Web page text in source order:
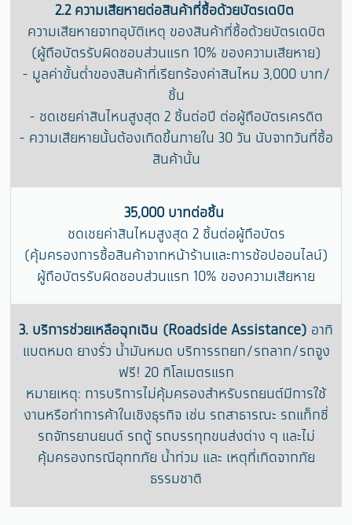
2.2 ความเสียหายต่อสินค้าที่ซื้อด้วยบัตรเดบิต
ความเสียหายจากอุบัติเหตุ ของสินค้าที่ซื้อด้วยบัตรเดบิต
(ผู้ถือบัตรรับผิดชอบส่วนแรก 10% ของความเสียหาย)
- มูลค่าขั้นต่ำของสินค้าที่เรียกร้องค่าสินไหม 3,000 บาท/
ชิ้น
- ชดเชยค่าสินไหนสูงสุด 2 ชิ้นต่อปี ต่อผู้ถือบัตรเครดิต
- ความเสียหายนั้นต้องเกิดขึ้นภายใน 30 วัน นับจากวันที่ซื้อ
สินค้านั้น
35,000 บาทต่อชิ้น
ชดเชยค่าสินไหมสูงสุด 2 ชิ้นต่อผู้ถือบัตร
(คุ้มครองการซื้อสินค้าจากหน้าร้านและการช้อปออนไลน์)
ผู้ถือบัตรรับผิดชอบส่วนแรก 10% ของความเสียหาย
3. บริการช่วยเหลือฉุกเฉิน (Roadside Assistance) อาทิ
แบตหมด ยางรั่ว น้ำมันหมด บริการรถยก/รถลาก/รถจูง
ฟรี! 20 กิโลเมตรแรก
หมายเหตุ: การบริการไม่คุ้มครองสำหรับรถยนต์มีการใช้
งานหรือทำการค้าในเชิงธุรกิจ เช่น รถสาธารณะ รถแท็กซี่
รถจักรยานยนต์ รถตู้ รถบรรทุกขนส่งต่าง ๆ และไม่
คุ้มครองกรณีอุทกภัย น้ำท่วม และ เหตุที่เกิดจากภัย
ธรรมชาติ